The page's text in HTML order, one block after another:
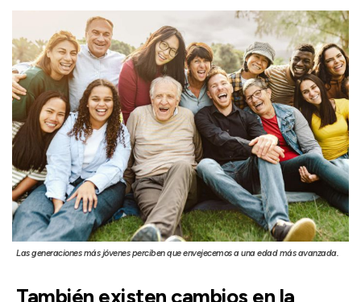
Las generaciones más jóvenes perciben que envejecemos a una edad más avanzada.
También existen cambios en la